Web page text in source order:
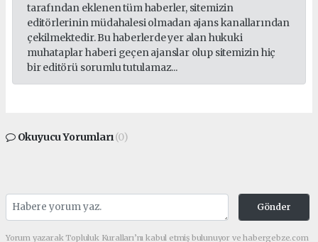
tarafından eklenen tüm haberler, sitemizin
editörlerinin müdahalesi olmadan ajans kanallarından
çekilmektedir. Bu haberlerde yer alan hukuki
muhataplar haberi geçen ajanslar olup sitemizin hiç
bir editörü sorumlu tutulamaz...
Okuyucu Yorumları(0)
Gönder
Yorum yazarak Topluluk Kuralları’nı kabul etmiş bulunuyor ve habergebze.com